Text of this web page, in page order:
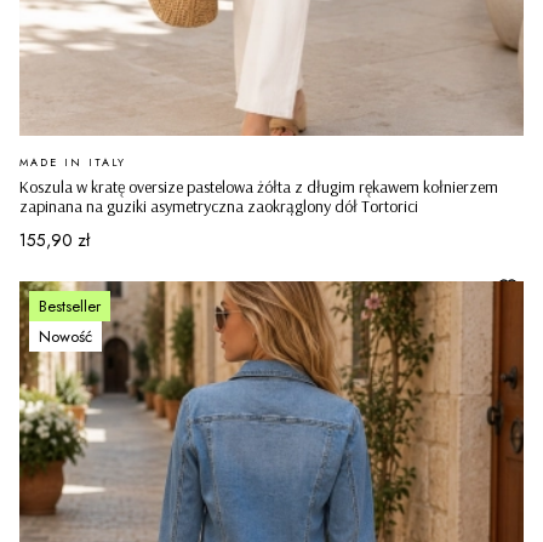
Koszula w kratę oversize pastelowa żółta z długim rękawem kołnierzem
zapinana na guziki asymetryczna zaokrąglony dół Tortorici
PRODUCENT
MADE IN ITALY
Cena
155,90 zł
Bestseller
Nowość